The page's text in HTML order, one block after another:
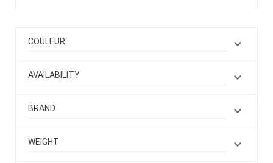
COULEUR 
AVAILABILITY 
BRAND 
WEIGHT 